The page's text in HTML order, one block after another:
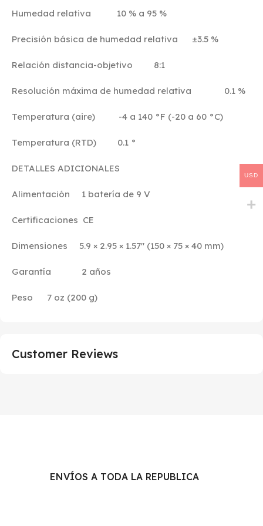
Humedad relativa 10 % a 95 %
Precisión básica de humedad relativa ±3.5 %
Relación distancia-objetivo 8:1
Resolución máxima de humedad relativa 0.1 %
Temperatura (aire) -4 a 140 °F (-20 a 60 °C)
Temperatura (RTD) 0.1 °
DETALLES ADICIONALES
Alimentación 1 batería de 9 V
Certificaciones CE
Dimensiones 5.9 × 2.95 × 1.57″ (150 × 75 × 40 mm)
Garantía 2 años
Peso 7 oz (200 g)
Customer Reviews
ENVÍOS A TODA LA REPUBLICA
USD